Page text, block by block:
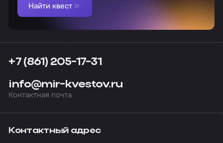
Найти квест
+7 (861) 205-17-31
info@mir-kvestov.ru
Контактная почта
Контактный адрес